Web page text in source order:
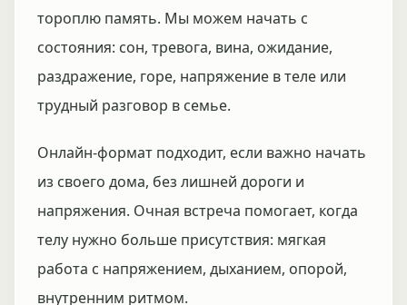
тороплю память. Мы можем начать с
состояния: сон, тревога, вина, ожидание,
раздражение, горе, напряжение в теле или
трудный разговор в семье.
Онлайн-формат подходит, если важно начать
из своего дома, без лишней дороги и
напряжения. Очная встреча помогает, когда
телу нужно больше присутствия: мягкая
работа с напряжением, дыханием, опорой,
внутренним ритмом.